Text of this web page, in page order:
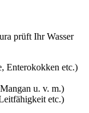
prüft Ihr Wasser
Enterokokken etc.)
u. v. m.)
etc.)